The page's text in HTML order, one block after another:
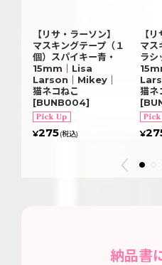
【リサ・ラーソン】
マスキングテープ（１
個）スパイキー青・
15mm｜Lisa
Larson｜Mikey｜
猫ネコねこ
[BUNB004]
¥275(税込)
【
マ
ラシ
猫ネ
[
¥
納品書